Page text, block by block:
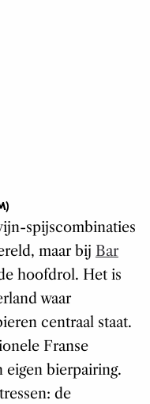
spijscombinaties
maar bij Bar
hoofdrol. Het is
waar
centraal staat.
Franse
eigen bierpairing.
de